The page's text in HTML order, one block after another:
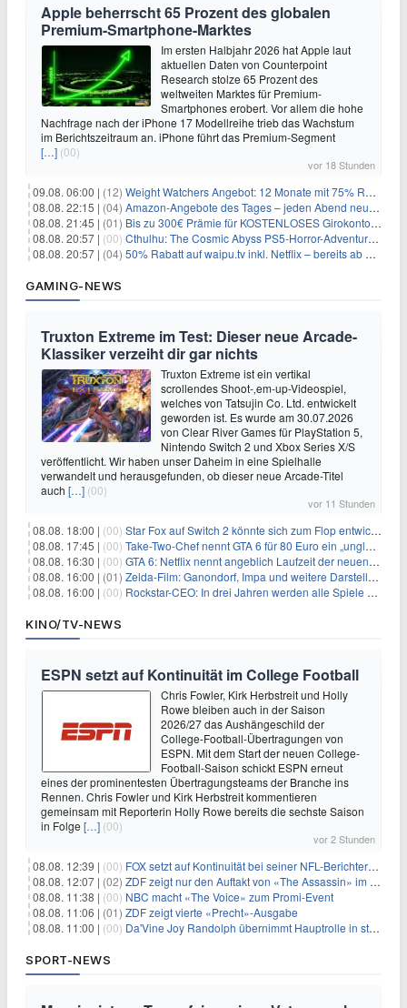
Apple beherrscht 65 Prozent des globalen
Premium-Smartphone-Marktes
Im ersten Halbjahr 2026 hat Apple laut
aktuellen Daten von Counterpoint
Research stolze 65 Prozent des
weltweiten Marktes für Premium-
Smartphones erobert. Vor allem die hohe
Nachfrage nach der iPhone 17 Modellreihe trieb das Wachstum
im Berichtszeitraum an. iPhone führt das Premium-Segment
[…] (00)
vor 18 Stunden
09.08. 06:00 | (12) Weight Watchers Angebot: 12 Monate mit 75% Rabatt ab 6,25€/Monat
08.08. 22:15 | (04) Amazon-Angebote des Tages – jeden Abend neue Deals zum Stöbern
08.08. 21:45 | (01) Bis zu 300€ Prämie für KOSTENLOSES Girokonto bei der Santander – 50€ schon nach 1 Woche!
08.08. 20:57 | (00) Cthulhu: The Cosmic Abyss PS5-Horror-Adventure für 27,99€
08.08. 20:57 | (04) 50% Rabatt auf waipu.tv inkl. Netflix – bereits ab 9€/Monat (statt 17,99€)
GAMING-NEWS
Truxton Extreme im Test: Dieser neue Arcade-
Klassiker verzeiht dir gar nichts
Truxton Extreme ist ein vertikal
scrollendes Shoot-‚em-up-Videospiel,
welches von Tatsujin Co. Ltd. entwickelt
geworden ist. Es wurde am 30.07.2026
von Clear River Games für PlayStation 5,
Nintendo Switch 2 und Xbox Series X/S
veröffentlicht. Wir haben unser Daheim in eine Spielhalle
verwandelt und herausgefunden, ob dieser neue Arcade-Titel
auch […] (00)
vor 11 Stunden
08.08. 18:00 | (00) Star Fox auf Switch 2 könnte sich zum Flop entwickeln
08.08. 17:45 | (00) Take-Two-Chef nennt GTA 6 für 80 Euro ein „unglaubliches Schnäppchen“
08.08. 16:30 | (00) GTA 6: Netflix nennt angeblich Laufzeit der neuen Gameplay-Präsentation
08.08. 16:00 | (01) Zelda-Film: Ganondorf, Impa und weitere Darsteller sollen feststehen
08.08. 16:00 | (00) Rockstar-CEO: In drei Jahren werden alle Spiele gestreamt
KINO/TV-NEWS
ESPN setzt auf Kontinuität im College Football
Chris Fowler, Kirk Herbstreit und Holly
Rowe bleiben auch in der Saison
2026/27 das Aushängeschild der
College-Football-Übertragungen von
ESPN. Mit dem Start der neuen College-
Football-Saison schickt ESPN erneut
eines der prominentesten Übertragungsteams der Branche ins
Rennen. Chris Fowler und Kirk Herbstreit kommentieren
gemeinsam mit Reporterin Holly Rowe bereits die sechste Saison
in Folge […] (00)
vor 2 Stunden
08.08. 12:39 | (00) FOX setzt auf Kontinuität bei seiner NFL-Berichterstattung
08.08. 12:07 | (02) ZDF zeigt nur den Auftakt von «The Assassin» im Fernsehen
08.08. 11:38 | (00) NBC macht «The Voice» zum Promi-Event
08.08. 11:06 | (01) ZDF zeigt vierte «Precht»-Ausgabe
08.08. 11:00 | (00) Da'Vine Joy Randolph übernimmt Hauptrolle in starbesetzter schwarzer Komödie
SPORT-NEWS